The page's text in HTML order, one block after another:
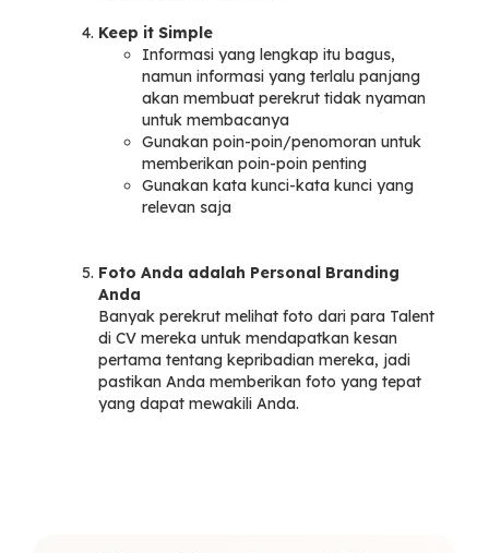
Keep it Simple
Informasi yang lengkap itu bagus,
namun informasi yang terlalu panjang
akan membuat perekrut tidak nyaman
untuk membacanya
Gunakan poin-poin/penomoran untuk
memberikan poin-poin penting
Gunakan kata kunci-kata kunci yang
relevan saja
Foto Anda adalah Personal Branding
Anda
Banyak perekrut melihat foto dari para Talent
di CV mereka untuk mendapatkan kesan
pertama tentang kepribadian mereka, jadi
pastikan Anda memberikan foto yang tepat
yang dapat mewakili Anda.